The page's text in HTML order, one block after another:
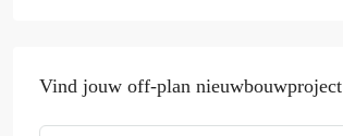
Vind jouw off-plan nieuwbouwproject